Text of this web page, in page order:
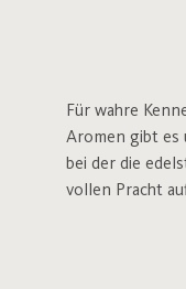
Für wahre
Aromen gibt es
bei der die
vollen Pracht